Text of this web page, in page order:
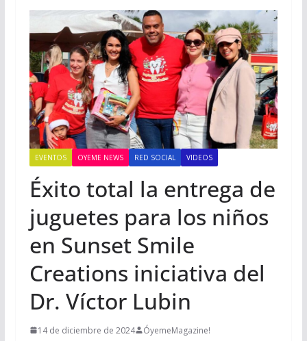
EVENTOS OYEME NEWS RED SOCIAL VIDEOS
Éxito total la entrega de
juguetes para los niños
en Sunset Smile
Creations iniciativa del
Dr. Víctor Lubin
14 de diciembre de 2024 ÓyemeMagazine!